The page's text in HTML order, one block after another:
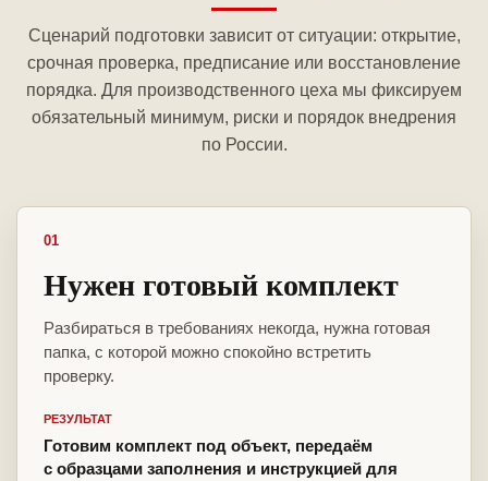
Сценарий подготовки зависит от ситуации: открытие,
срочная проверка, предписание или восстановление
порядка. Для производственного цеха мы фиксируем
обязательный минимум, риски и порядок внедрения
по России.
01
Нужен готовый комплект
Разбираться в требованиях некогда, нужна готовая
папка, с которой можно спокойно встретить
проверку.
РЕЗУЛЬТАТ
Готовим комплект под объект, передаём
с образцами заполнения и инструкцией для